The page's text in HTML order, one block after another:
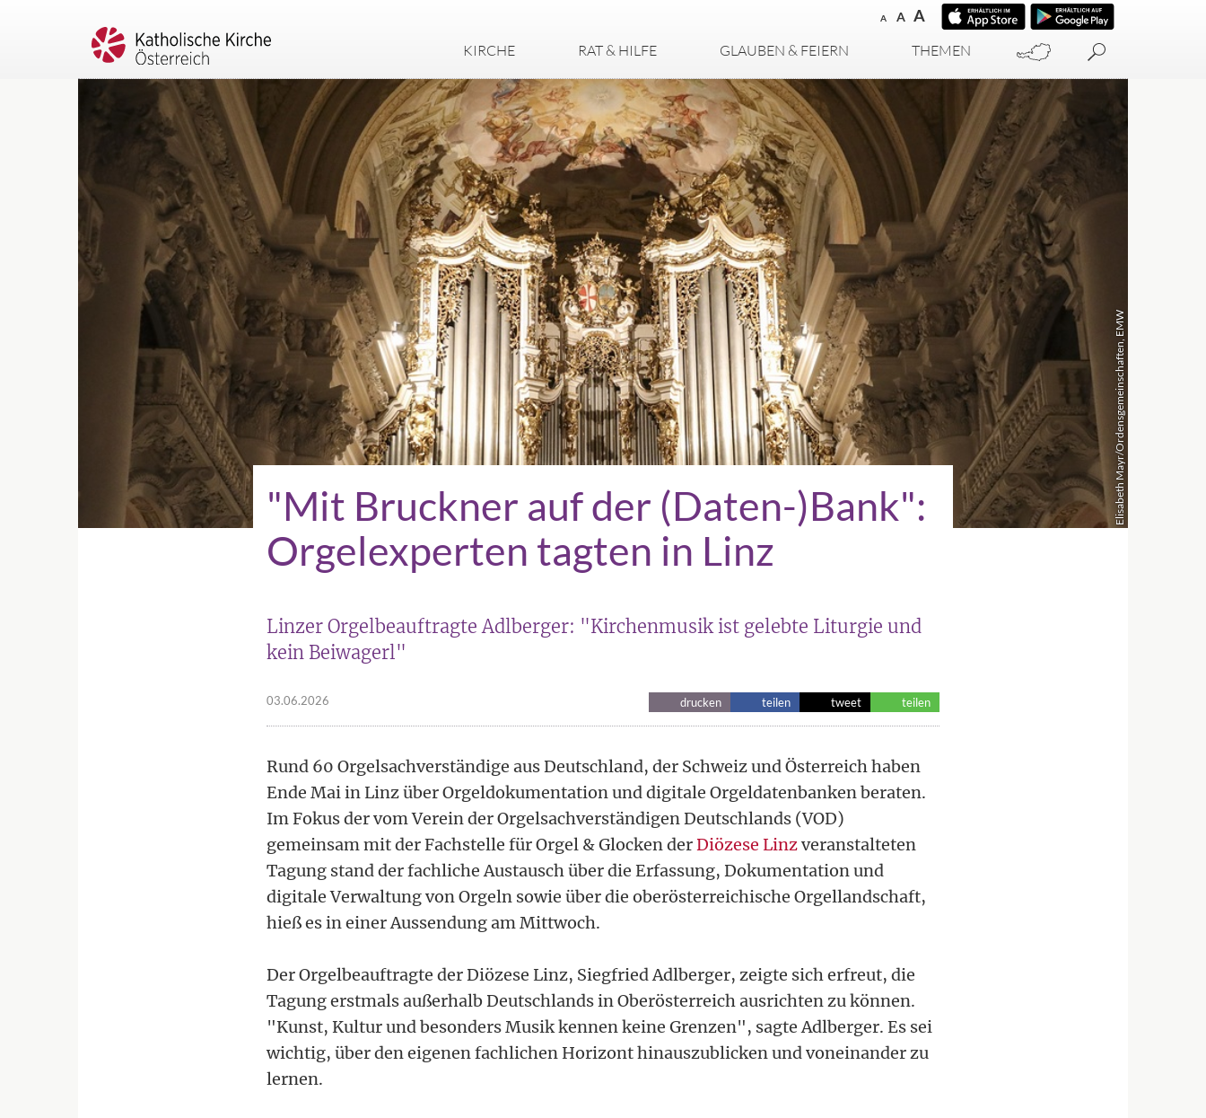
A A A
KIRCHE RAT & HILFE GLAUBEN & FEIERN THEMEN
Elisabeth Mayr/Ordensgemeinschaften, EMW
"Mit Bruckner auf der (Daten-)Bank":
Orgelexperten tagten in Linz
Linzer Orgelbeauftragte Adlberger: "Kirchenmusik ist gelebte Liturgie und
kein Beiwagerl"
03.06.2026 drucken teilen tweet teilen
Rund 60 Orgelsachverständige aus Deutschland, der Schweiz und Österreich haben
Ende Mai in Linz über Orgeldokumentation und digitale Orgeldatenbanken beraten.
Im Fokus der vom Verein der Orgelsachverständigen Deutschlands (VOD)
gemeinsam mit der Fachstelle für Orgel & Glocken derDiözese Linzveranstalteten
Tagung stand der fachliche Austausch über die Erfassung, Dokumentation und
digitale Verwaltung von Orgeln sowie über die oberösterreichische Orgellandschaft,
hieß es in einer Aussendung am Mittwoch.
Der Orgelbeauftragte der Diözese Linz, Siegfried Adlberger, zeigte sich erfreut, die
Tagung erstmals außerhalb Deutschlands in Oberösterreich ausrichten zu können.
"Kunst, Kultur und besonders Musik kennen keine Grenzen", sagte Adlberger. Es sei
wichtig, über den eigenen fachlichen Horizont hinauszublicken und voneinander zu
lernen.